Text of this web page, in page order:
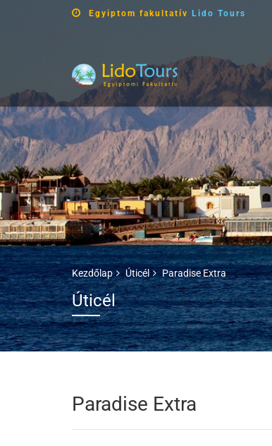
Egyiptom fakultatív Lido Tours
Kezdőlap Úticél Paradise Extra
Úticél
Paradise Extra